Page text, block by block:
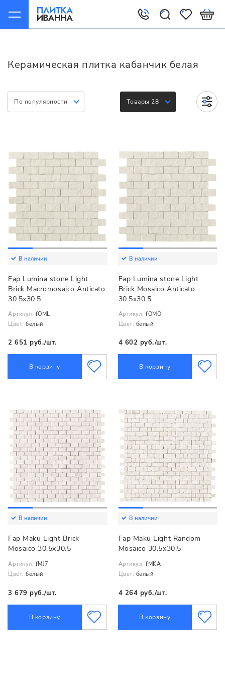
Керамическая плитка кабанчик белая
По популярности Товары 28
В наличии
Fap Lumina stone Light
Brick Macromosaico Anticato
30.5x30.5
Артикул: fOML
Цвет: белый
2 651 руб./шт.
В корзину
В наличии
Fap Lumina stone Light
Brick Mosaico Anticato
30.5x30.5
Артикул: fOMO
Цвет: белый
4 602 руб./шт.
В корзину
В наличии
Fap Maku Light Brick
Mosaico 30.5x30.5
Артикул: fMJ7
Цвет: белый
3 679 руб./шт.
В корзину
В наличии
Fap Maku Light Random
Mosaico 30.5x30.5
Артикул: fMKA
Цвет: белый
4 264 руб./шт.
В корзину